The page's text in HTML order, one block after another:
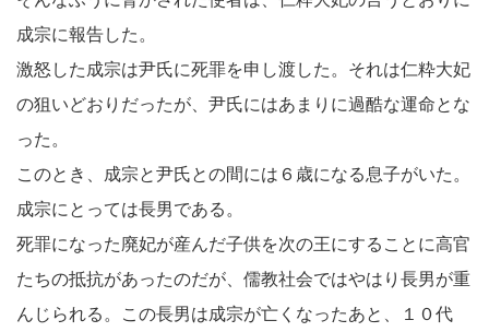
成宗に報告した。
激怒した成宗は尹氏に死罪を申し渡した。それは仁粋大妃
の狙いどおりだったが、尹氏にはあまりに過酷な運命とな
った。
このとき、成宗と尹氏との間には６歳になる息子がいた。
成宗にとっては長男である。
死罪になった廃妃が産んだ子供を次の王にすることに高官
たちの抵抗があったのだが、儒教社会ではやはり長男が重
んじられる。この長男は成宗が亡くなったあと、１０代